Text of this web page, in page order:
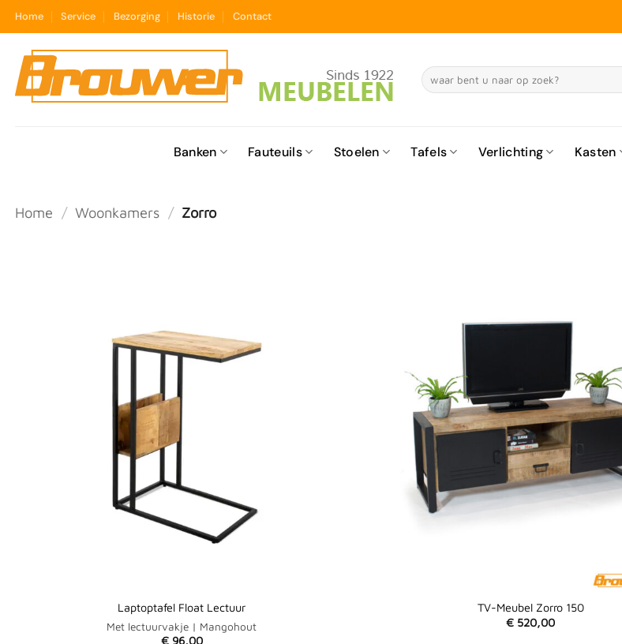
inhoud
Home Service Bezorging Historie Contact
Zoeken
naar:
Banken Fauteuils Stoelen Tafels Verlichting Kasten
Home / Woonkamers / Zorro
Laptoptafel Float Lectuur
Met lectuurvakje | Mangohout
€96,00
TV-Meubel Zorro 150
€ 520,00